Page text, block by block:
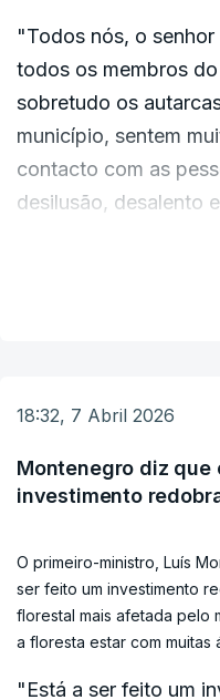
"Todos nós, o
todos os membros
sobretudo os
município, sentem
contacto com as
desilusão, desalento
Discursando depois
primeira Presidência
"ajudar a minorar as
centrada nas
18:32, 7 Abril 2026
Montenegro diz que
investimento
O primeiro-ministro, Luís
ser feito um investimento
florestal mais afetada pelo
a floresta estar com muitas
"Está a ser feito um